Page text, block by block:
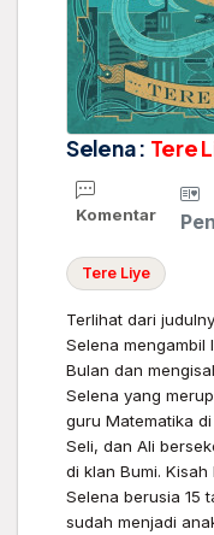
Selena : Tere
Komentar
Tere Liye
Terlihat dari
Selena mengambil
Bulan dan
Selena yang
guru Matematika
Seli, dan Ali
di klan Bumi.
Selena berusia 15
sudah menjadi